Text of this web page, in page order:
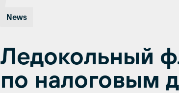
News
Ледокольный
по налоговым